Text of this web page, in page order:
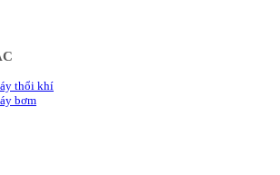
thổi khí
bơm